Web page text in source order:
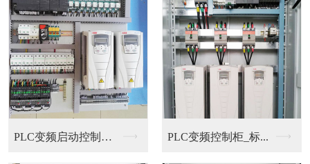
PLC变频启动控制柜... PLC变频控制柜_标...